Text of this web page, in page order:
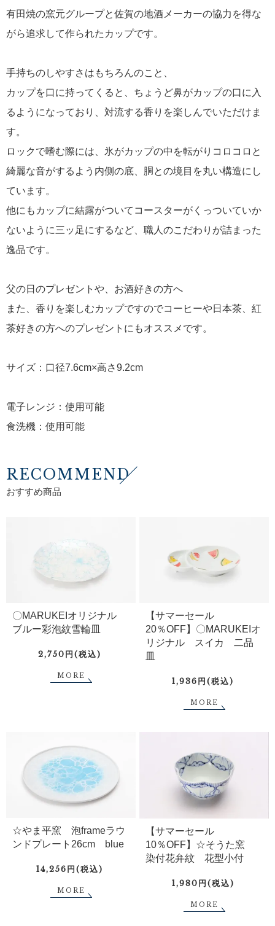
有田焼の窯元グループと佐賀の地酒メーカーの協力を得な
がら追求して作られたカップです。
手持ちのしやすさはもちろんのこと、
カップを口に持ってくると、ちょうど鼻がカップの口に入
るようになっており、対流する香りを楽しんでいただけま
す。
ロックで嗜む際には、氷がカップの中を転がりコロコロと
綺麗な音がするよう内側の底、胴との境目を丸い構造にし
ています。
他にもカップに結露がついてコースターがくっついていか
ないように三ッ足にするなど、職人のこだわりが詰まった
逸品です。
父の日のプレゼントや、お酒好きの方へ
また、香りを楽しむカップですのでコーヒーや日本茶、紅
茶好きの方へのプレゼントにもオススメです。
サイズ：口径7.6cm×高さ9.2cm
電子レンジ：使用可能
食洗機：使用可能
RECOMMEND
おすすめ商品
〇MARUKEIオリジナル
ブルー彩泡紋雪輪皿
2,750円(税込)
MORE
【サマーセール
20％OFF】〇MARUKEIオ
リジナル スイカ 二品
皿
1,936円(税込)
MORE
☆やま平窯 泡frameラウ
ンドプレート26cm blue
14,256円(税込)
MORE
【サマーセール
10％OFF】☆そうた窯
染付花弁紋 花型小付
1,980円(税込)
MORE